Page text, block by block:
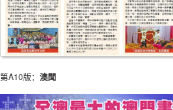
第A10版： 澳聞